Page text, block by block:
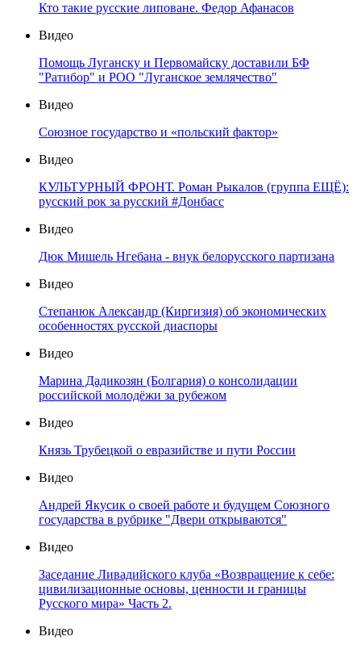
Кто такие русские липоване. Федор Афанасов
Видео
Помощь Луганску и Первомайску доставили БФ
"Ратибор" и РОО "Луганское землячество"
Видео
Союзное государство и «польский фактор»
Видео
КУЛЬТУРНЫЙ ФРОНТ. Роман Рыкалов (группа ЕЩЁ):
русский рок за русский #Донбасс
Видео
Дюк Мишель Нгебана - внук белорусского партизана
Видео
Степанюк Александр (Киргизия) об экономических
особенностях русской диаспоры
Видео
Марина Дадикозян (Болгария) о консолидации
российской молодёжи за рубежом
Видео
Князь Трубецкой о евразийстве и пути России
Видео
Андрей Якусик о своей работе и будущем Союзного
государства в рубрике "Двери открываются"
Видео
Заседание Ливадийского клуба «Возвращение к себе:
цивилизационные основы, ценности и границы
Русского мира» Часть 2.
Видео